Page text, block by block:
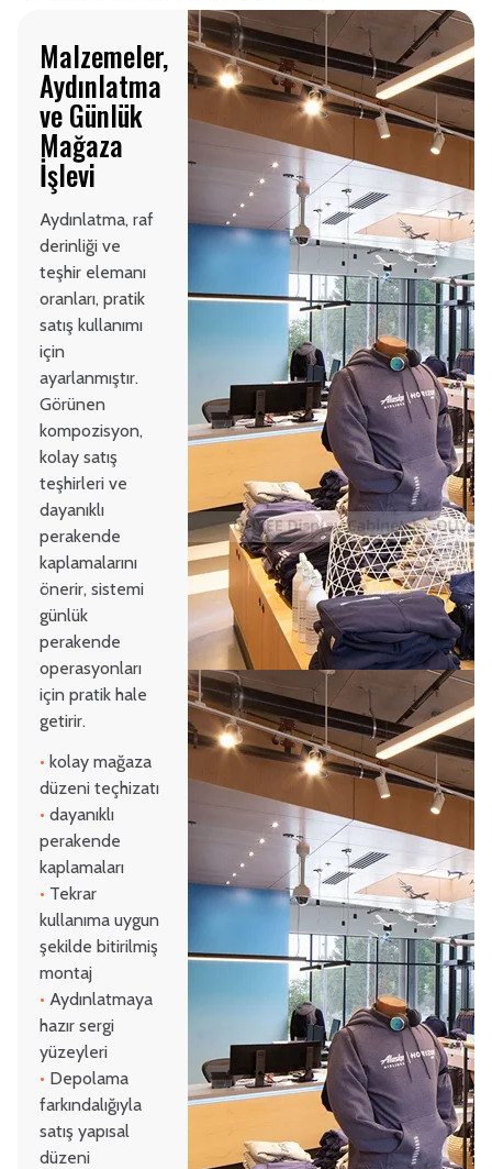
Malzemeler,
Aydınlatma
ve Günlük
Mağaza
İşlevi
Aydınlatma, raf
derinliği ve
teşhir elemanı
oranları, pratik
satış kullanımı
için
ayarlanmıştır.
Görünen
kompozisyon,
kolay satış
teşhirleri ve
dayanıklı
perakende
kaplamalarını
önerir, sistemi
günlük
perakende
operasyonları
için pratik hale
getirir.
• kolay mağaza
düzeni teçhizatı
• dayanıklı
perakende
kaplamaları
• Tekrar
kullanıma uygun
şekilde bitirilmiş
montaj
• Aydınlatmaya
hazır sergi
yüzeyleri
• Depolama
farkındalığıyla
satış yapısal
düzeni